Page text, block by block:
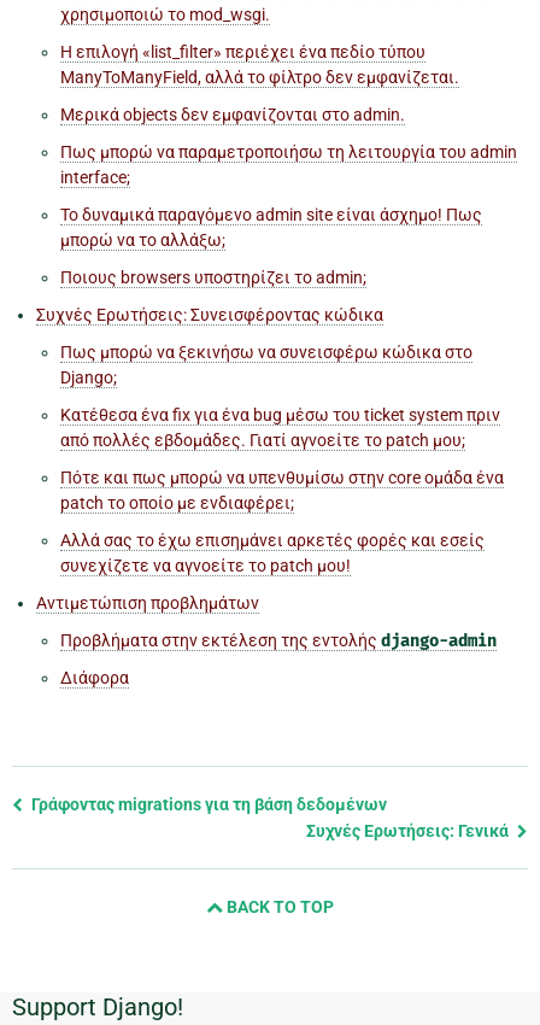
χρησιμοποιώ το mod_wsgi.
Η επιλογή «list_filter» περιέχει ένα πεδίο τύπου
ManyToManyField, αλλά το φίλτρο δεν εμφανίζεται.
Μερικά objects δεν εμφανίζονται στο admin.
Πως μπορώ να παραμετροποιήσω τη λειτουργία του admin
interface;
Το δυναμικά παραγόμενο admin site είναι άσχημο! Πως
μπορώ να το αλλάξω;
Ποιους browsers υποστηρίζει το admin;
Συχνές Ερωτήσεις: Συνεισφέροντας κώδικα
Πως μπορώ να ξεκινήσω να συνεισφέρω κώδικα στο
Django;
Κατέθεσα ένα fix για ένα bug μέσω του ticket system πριν
από πολλές εβδομάδες. Γιατί αγνοείτε το patch μου;
Πότε και πως μπορώ να υπενθυμίσω στην core ομάδα ένα
patch το οποίο με ενδιαφέρει;
Αλλά σας το έχω επισημάνει αρκετές φορές και εσείς
συνεχίζετε να αγνοείτε το patch μου!
Αντιμετώπιση προβλημάτων
Προβλήματα στην εκτέλεση της εντολής django-admin
Διάφορα
Previous
Γράφοντας migrations για τη βάση δεδομένων
Συχνές Ερωτήσεις: Γενικά
BACK TO TOP
Πρόσθετες
Support Django!